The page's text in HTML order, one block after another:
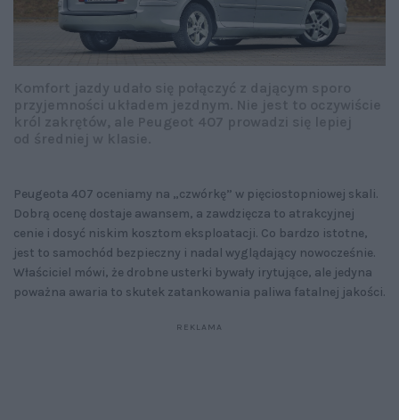
Peugeota 407 oceniamy na „czwórkę” w pięciostopniowej skali.
Dobrą ocenę dostaje awansem, a zawdzięcza to atrakcyjnej
cenie i dosyć niskim kosztom eksploatacji. Co bardzo istotne,
jest to samochód bezpieczny i nadal wyglądający nowocześnie.
Właściciel mówi, że drobne usterki bywały irytujące, ale jedyna
poważna awaria to skutek zatankowania paliwa fatalnej jakości.